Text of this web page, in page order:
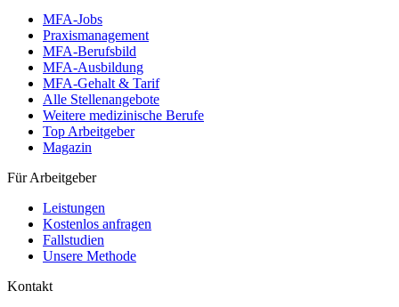
MFA-Jobs
Praxismanagement
MFA-Berufsbild
MFA-Ausbildung
MFA-Gehalt & Tarif
Alle Stellenangebote
Weitere medizinische Berufe
Top Arbeitgeber
Magazin
Für Arbeitgeber
Leistungen
Kostenlos anfragen
Fallstudien
Unsere Methode
Kontakt